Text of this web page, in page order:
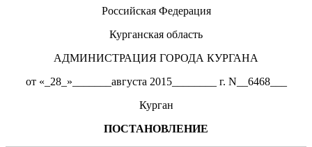
Российская Федерация
Курганская область
АДМИНИСТРАЦИЯ ГОРОДА КУРГАНА
от «_28_»_______августа 2015________ г. N__6468___
Курган
ПОСТАНОВЛЕНИЕ